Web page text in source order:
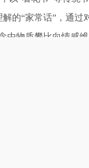
的“家常话”，通
由物质攀比向情感维